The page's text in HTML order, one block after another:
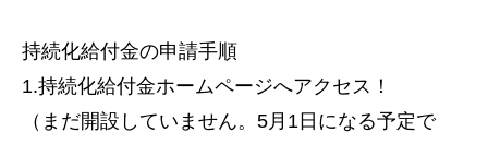
持続化給付金の申請手順
1.持続化給付金ホームページへアクセス！
（まだ開設していません。5月1日になる予定で